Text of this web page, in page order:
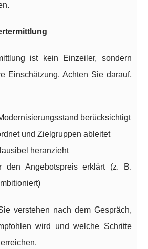
ist kein Einzeiler, sondern
Einschätzung. Achten Sie darauf,
berücksichtigt
und Zielgruppen ableitet
heranzieht
den Angebotspreis erklärt (z. B.
verstehen nach dem Gespräch,
wird und welche Schritte